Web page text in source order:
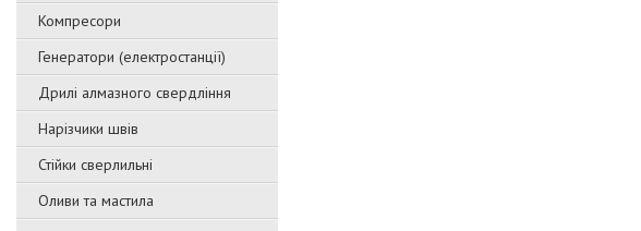
Компресори
Генератори (електростанції)
Дрилі алмазного свердління
Нарізчики швів
Стійки сверлильні
Оливи та мастила